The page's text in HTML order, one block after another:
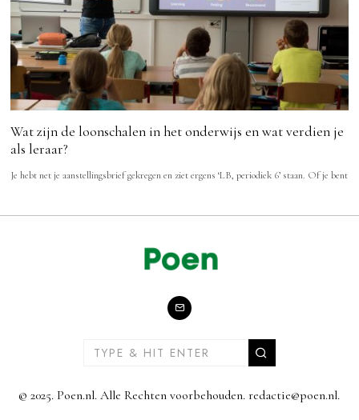
Wat zijn de loonschalen in het onderwijs en wat verdien je
als leraar?
Je hebt net je aanstellingsbrief gekregen en ziet ergens ‘LB, periodiek 6’ staan. Of je bent
© 2025. Poen.nl. Alle Rechten voorbehouden. redactie@poen.nl.